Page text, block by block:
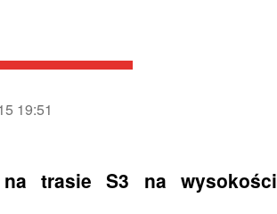
19:51
na trasie S3 na wysokości